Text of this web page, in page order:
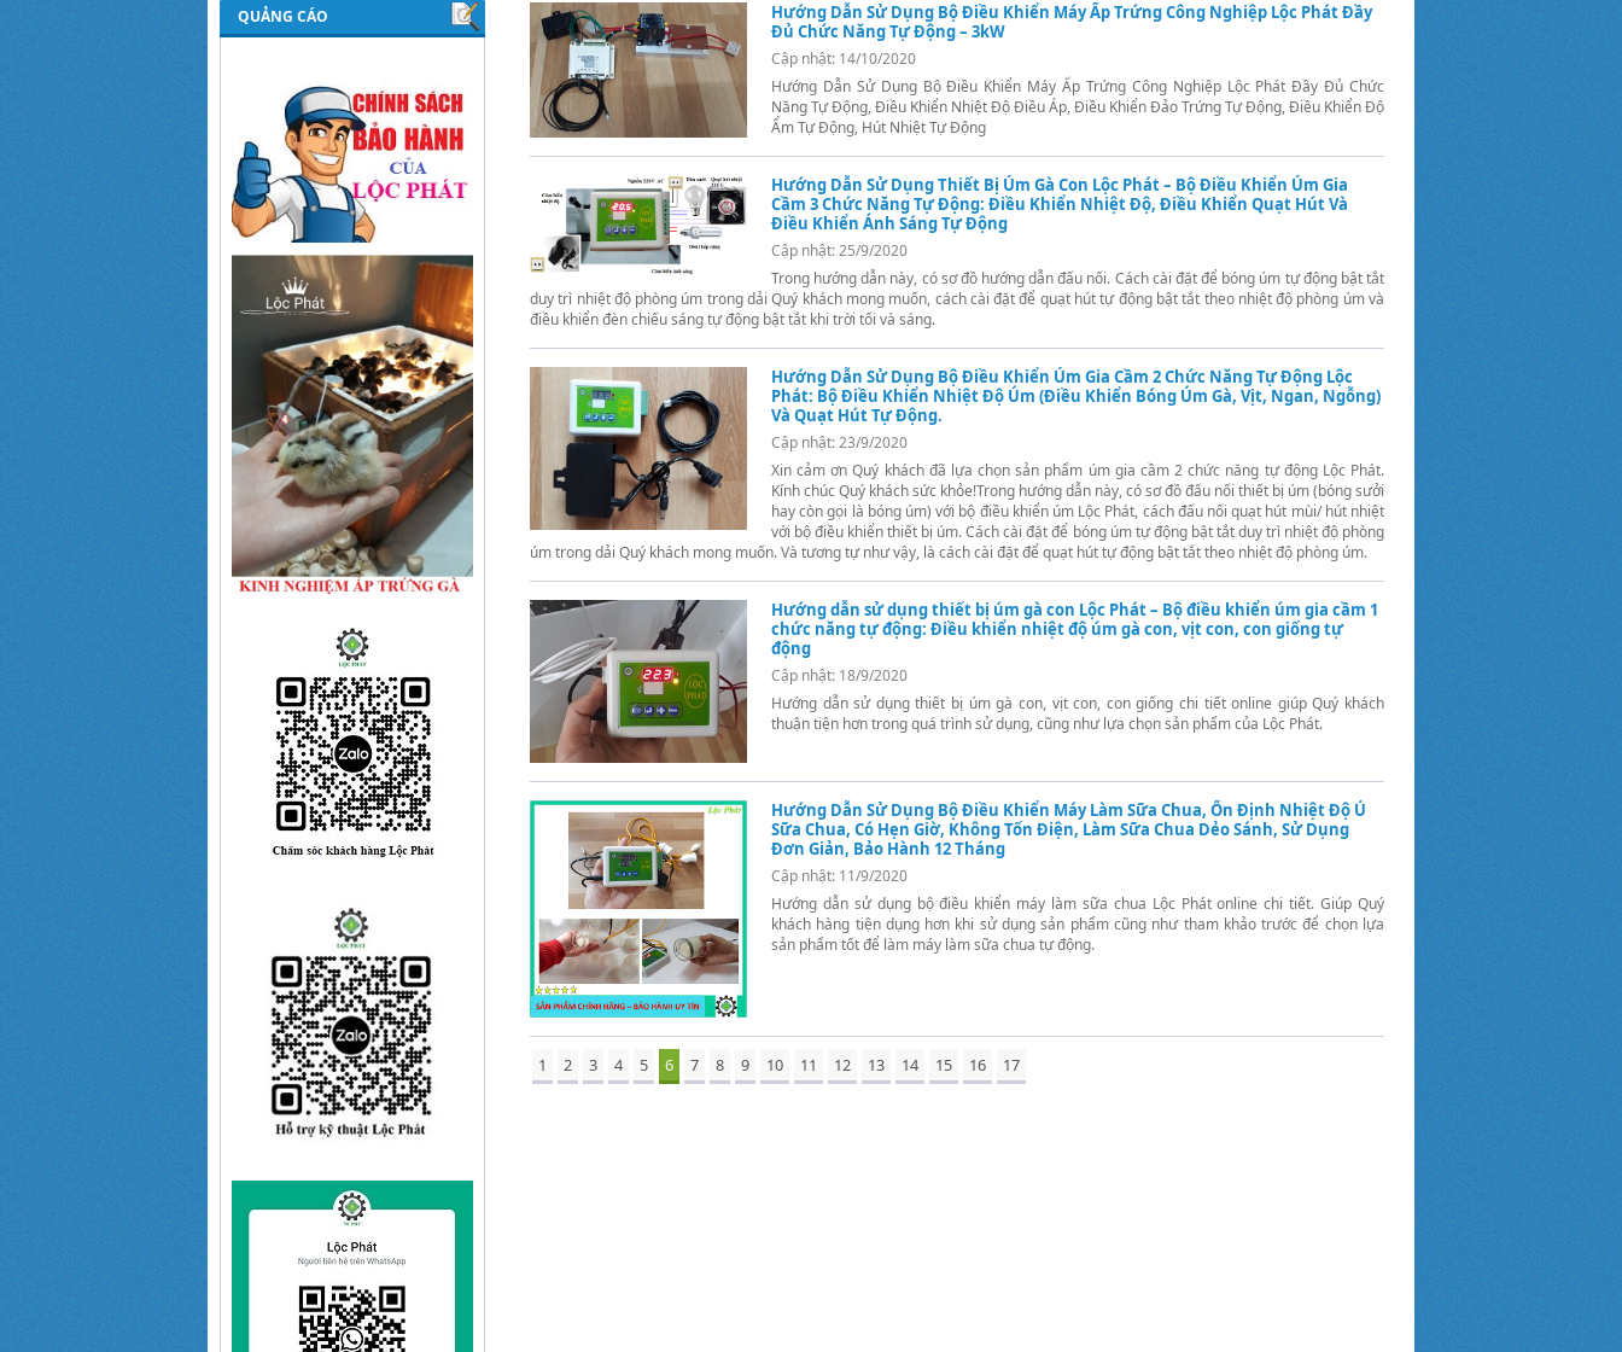
Hướng Dẫn Sử Dụng Bộ Điều Khiển Máy Ấp Trứng Công Nghiệp Lộc Phát Đầy
Đủ Chức Năng Tự Động – 3kW
Cập nhật: 14/10/2020
Hướng Dẫn Sử Dụng Bộ Điều Khiển Máy Ấp Trứng Công Nghiệp Lộc Phát Đầy Đủ Chức
Năng Tự Động, Điều Khiển Nhiệt Độ Điều Áp, Điều Khiển Đảo Trứng Tự Động, Điều Khiển Độ
Ẩm Tự Động, Hút Nhiệt Tự Động
Hướng Dẫn Sử Dụng Thiết Bị Úm Gà Con Lộc Phát – Bộ Điều Khiển Úm Gia
Cầm 3 Chức Năng Tự Động: Điều Khiển Nhiệt Độ, Điều Khiển Quạt Hút Và
Điều Khiển Ánh Sáng Tự Động
Cập nhật: 25/9/2020
Trong hướng dẫn này, có sơ đồ hướng dẫn đấu nối. Cách cài đặt để bóng úm tự động bật tắt
duy trì nhiệt độ phòng úm trong dải Quý khách mong muốn, cách cài đặt để quạt hút tự động bật tắt theo nhiệt độ phòng úm và
điều khiển đèn chiếu sáng tự động bật tắt khi trời tối và sáng.
Hướng Dẫn Sử Dụng Bộ Điều Khiển Úm Gia Cầm 2 Chức Năng Tự Động Lộc
Phát: Bộ Điều Khiển Nhiệt Độ Úm (Điều Khiển Bóng Úm Gà, Vịt, Ngan, Ngỗng)
Và Quạt Hút Tự Động.
Cập nhật: 23/9/2020
Xin cảm ơn Quý khách đã lựa chọn sản phẩm úm gia cầm 2 chức năng tự động Lộc Phát.
Kính chúc Quý khách sức khỏe!Trong hướng dẫn này, có sơ đồ đấu nối thiết bị úm (bóng sưởi
hay còn gọi là bóng úm) với bộ điều khiển úm Lộc Phát, cách đấu nối quạt hút mùi/ hút nhiệt
với bộ điều khiển thiết bị úm. Cách cài đặt để bóng úm tự động bật tắt duy trì nhiệt độ phòng
úm trong dải Quý khách mong muốn. Và tương tự như vậy, là cách cài đặt để quạt hút tự động bật tắt theo nhiệt độ phòng úm.
Hướng dẫn sử dụng thiết bị úm gà con Lộc Phát – Bộ điều khiển úm gia cầm 1
chức năng tự động: Điều khiển nhiệt độ úm gà con, vịt con, con giống tự
động
Cập nhật: 18/9/2020
Hướng dẫn sử dụng thiết bị úm gà con, vịt con, con giống chi tiết online giúp Quý khách
thuận tiện hơn trong quá trình sử dụng, cũng như lựa chọn sản phẩm của Lộc Phát.
Hướng Dẫn Sử Dụng Bộ Điều Khiển Máy Làm Sữa Chua, Ổn Định Nhiệt Độ Ủ
Sữa Chua, Có Hẹn Giờ, Không Tốn Điện, Làm Sữa Chua Dẻo Sánh, Sử Dụng
Đơn Giản, Bảo Hành 12 Tháng
Cập nhật: 11/9/2020
Hướng dẫn sử dụng bộ điều khiển máy làm sữa chua Lộc Phát online chi tiết. Giúp Quý
khách hàng tiện dụng hơn khi sử dụng sản phẩm cũng như tham khảo trước để chọn lựa
sản phẩm tốt để làm máy làm sữa chua tự động.
1 2 3 4 5 6 7 8 9 10 11 12 13 14 15 16 17
Hướng dẫn sử dụng
bộ điều khiển độ ẩm
Phát
QUẢNG CÁO